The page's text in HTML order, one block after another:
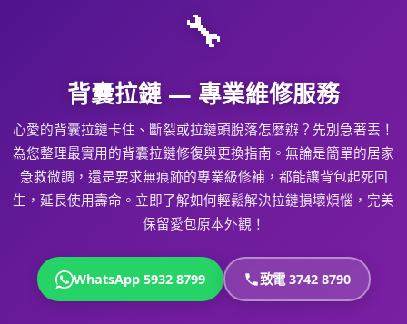
🔧
背囊拉鏈 — 專業維修服務
心愛的背囊拉鏈卡住、斷裂或拉鏈頭脫落怎麼辦？先別急著丟！
為您整理最實用的背囊拉鏈修復與更換指南。無論是簡單的居家
急救微調，還是要求無痕跡的專業級修補，都能讓背包起死回
生，延長使用壽命。立即了解如何輕鬆解決拉鏈損壞煩惱，完美
保留愛包原本外觀！
WhatsApp 5932 8799 致電 3742 8790